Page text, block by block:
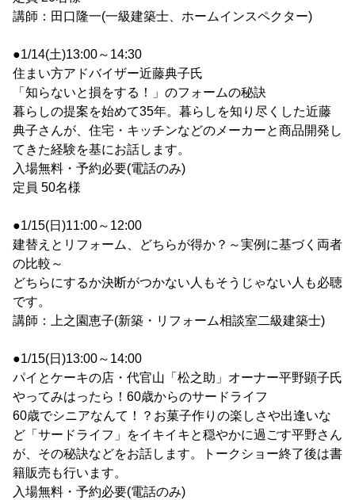
講師：田口隆一(一級建築士、ホームインスペクター)
●1/14(土)13:00～14:30
住まい方アドバイザー近藤典子氏
「知らないと損をする！」のフォームの秘訣
暮らしの提案を始めて35年。暮らしを知り尽くした近藤
典子さんが、住宅・キッチンなどのメーカーと商品開発し
てきた経験を基にお話します。
入場無料・予約必要(電話のみ)
定員 50名様
●1/15(日)11:00～12:00
建替えとリフォーム、どちらが得か？～実例に基づく両者
の比較～
どちらにするか決断がつかない人もそうじゃない人も必聴
です。
講師：上之園恵子(新築・リフォーム相談室二級建築士)
●1/15(日)13:00～14:00
パイとケーキの店・代官山「松之助」オーナー平野顕子氏
やってみはったら！60歳からのサードライフ
60歳でシニアなんて！？お菓子作りの楽しさや出逢いな
ど「サードライフ」をイキイキと穏やかに過ごす平野さん
が、その秘訣などをお話します。トークショー終了後は書
籍販売も行います。
入場無料・予約必要(電話のみ)